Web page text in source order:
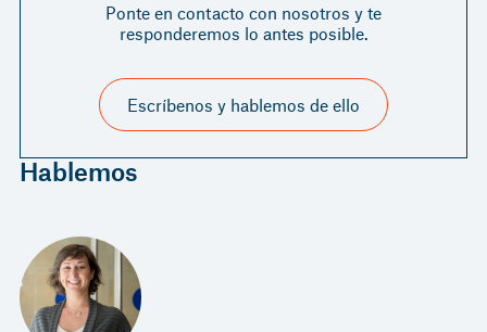
Ponte en contacto con nosotros y te
responderemos lo antes posible.
Escríbenos y hablemos de ello
Hablemos